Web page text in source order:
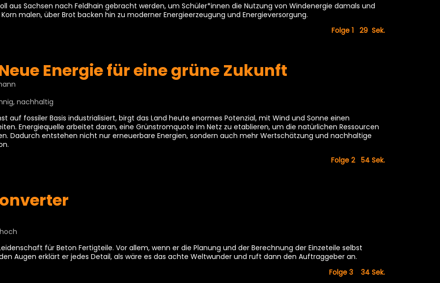
aus Sachsen nach Feldhain gebracht werden, um Schüler*innen die Nutzung von Windenergie damals und
malen, über Brot backen hin zu moderner Energieerzeugung und Energieversorgung.
Folge 1 29 Sek.
Energie für eine grüne Zukunft
nachhaltig
auf fossiler Basis industrialisiert, birgt das Land heute enormes Potenzial, mit Wind und Sonne einen
Energiequelle arbeitet daran, eine Grünstromquote im Netz zu etablieren, um die natürlichen Ressourcen
Dadurch entstehen nicht nur erneuerbare Energien, sondern auch mehr Wertschätzung und nachhaltige
Folge 2 54 Sek.
für Beton Fertigteile. Vor allem, wenn er die Planung und der Berechnung der Einzeteile selbst
Augen erklärt er jedes Detail, als wäre es das achte Weltwunder und ruft dann den Auftraggeber an.
Folge 3 34 Sek.